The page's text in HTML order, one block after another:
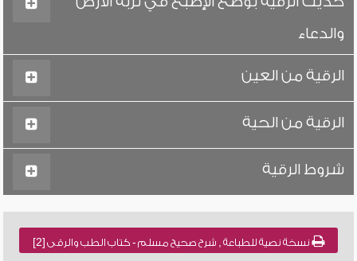
والدعاء
الرقية من العين
الرقية من الحية
شروط الرقية